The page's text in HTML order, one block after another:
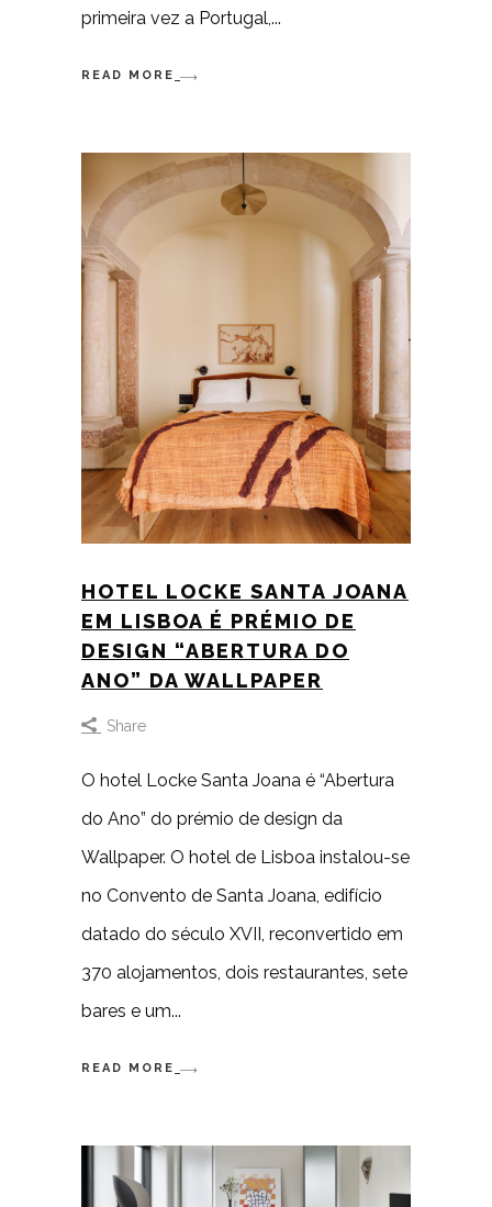
primeira vez a Portugal,
READ MORE
HOTEL LOCKE SANTA JOANA
EM LISBOA É PRÉMIO DE
DESIGN “ABERTURA DO
ANO” DA WALLPAPER
Share
O hotel Locke Santa Joana é “Abertura
do Ano” do prémio de design da
Wallpaper. O hotel de Lisboa instalou-se
no Convento de Santa Joana, edifício
datado do século XVII, reconvertido em
370 alojamentos, dois restaurantes, sete
bares e um
READ MORE